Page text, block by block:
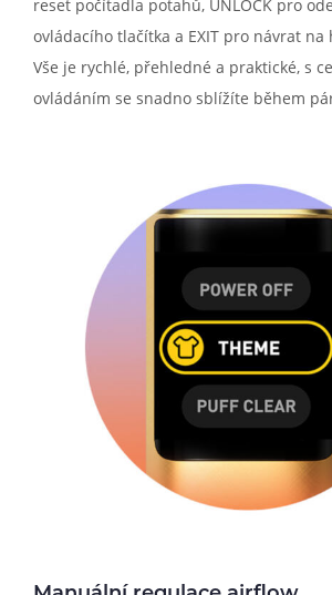
reset počítadla potahů, UNLOCK pro
ovládacího tlačítka a EXIT pro návrat na
Vše je rychlé, přehledné a praktické, s
ovládáním se snadno sblížíte během